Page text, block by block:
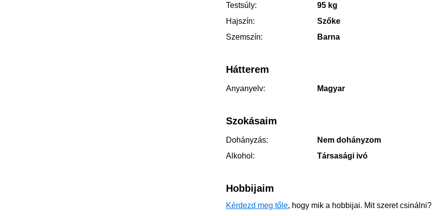
Testsúly:
95 kg
Hajszín:
Szőke
Szemszín:
Barna
Hátterem
Anyanyelv: Magyar
Szokásaim
Dohányzás:
Nem dohányzom
Alkohol:
Társasági ivó
Hobbijaim
Kérdezd meg tőle, hogy mik a hobbijai. Mit szeret csinálni?